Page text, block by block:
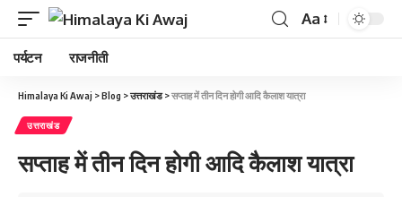
Aa
पर्यटन राजनीती
Himalaya Ki Awaj >Blog >उत्तराखंड>सप्ताह में तीन दिन होगी आदि कैलाश यात्रा
उत्तराखंड
सप्ताह में तीन दिन होगी आदि कैलाश यात्रा